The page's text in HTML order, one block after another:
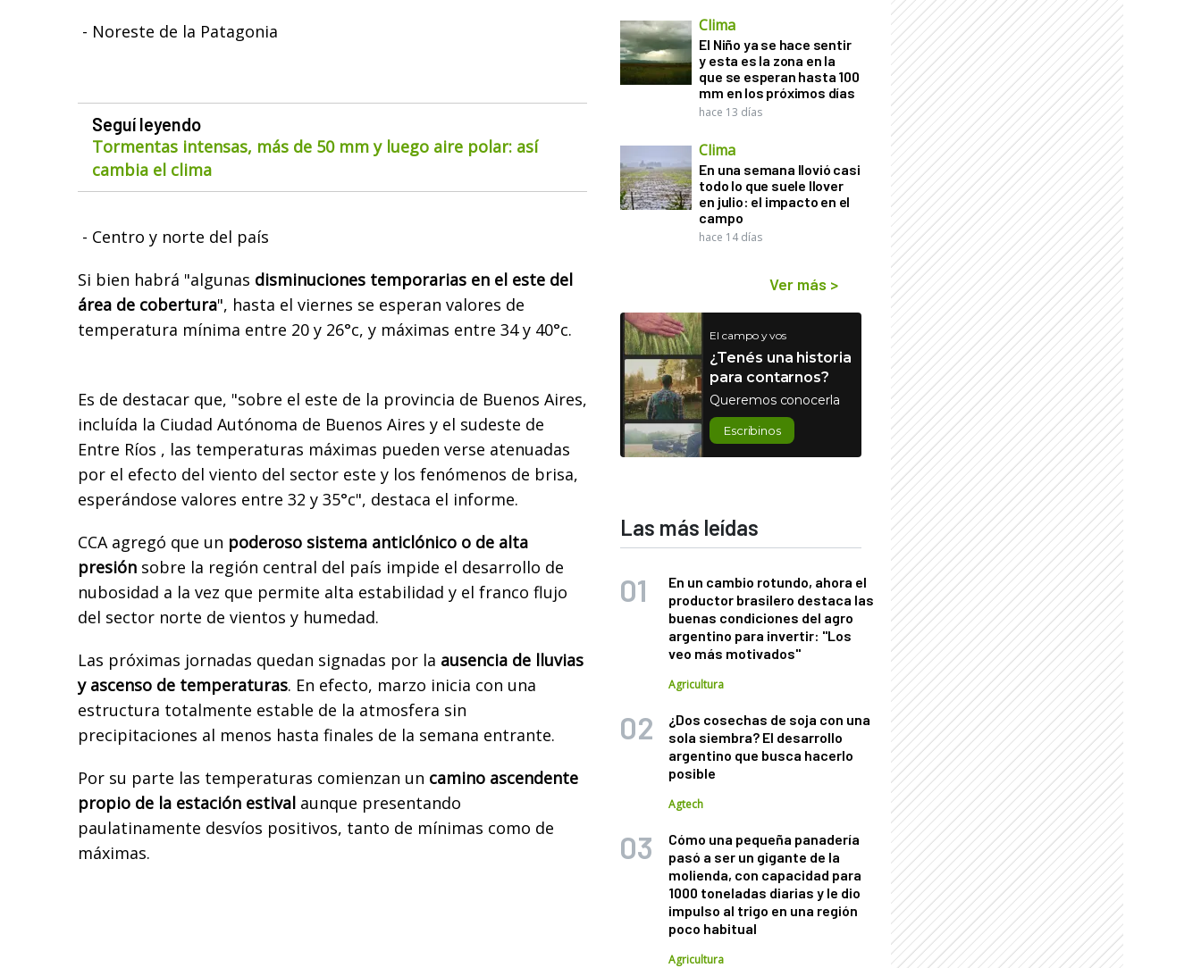
- Noreste de la Patagonia
Seguí leyendo
Tormentas intensas, más de 50 mm y luego aire polar: así
cambia el clima
- Centro y norte del país
Si bien habrá "algunas disminuciones temporarias en el este del
área de cobertura", hasta el viernes se esperan valores de
temperatura mínima entre 20 y 26°c, y máximas entre 34 y 40°c.
Es de destacar que, "sobre el este de la provincia de Buenos Aires,
incluída la Ciudad Autónoma de Buenos Aires y el sudeste de
Entre Ríos , las temperaturas máximas pueden verse atenuadas
por el efecto del viento del sector este y los fenómenos de brisa,
esperándose valores entre 32 y 35°c", destaca el informe.
CCA agregó que un poderoso sistema anticlónico o de alta
presión sobre la región central del país impide el desarrollo de
nubosidad a la vez que permite alta estabilidad y el franco flujo
del sector norte de vientos y humedad.
Las próximas jornadas quedan signadas por la ausencia de lluvias
y ascenso de temperaturas. En efecto, marzo inicia con una
estructura totalmente estable de la atmosfera sin
precipitaciones al menos hasta finales de la semana entrante.
Por su parte las temperaturas comienzan un camino ascendente
propio de la estación estival aunque presentando
paulatinamente desvíos positivos, tanto de mínimas como de
máximas.
Clima
El Niño ya se hace sentir
y esta es la zona en la
que se esperan hasta 100
mm en los próximos días
hace 13 días
Clima
En una semana llovió casi
todo lo que suele llover
en julio: el impacto en el
campo
hace 14 días
Ver más >
El campo y vos
¿Tenés una historia
para contarnos?
Queremos conocerla
Escribinos
Las más leídas
En un cambio rotundo, ahora el
productor brasilero destaca las
buenas condiciones del agro
argentino para invertir: "Los
veo más motivados"
Agricultura
¿Dos cosechas de soja con una
sola siembra? El desarrollo
argentino que busca hacerlo
posible
Agtech
Cómo una pequeña panadería
pasó a ser un gigante de la
molienda, con capacidad para
1000 toneladas diarias y le dio
impulso al trigo en una región
poco habitual
Agricultura